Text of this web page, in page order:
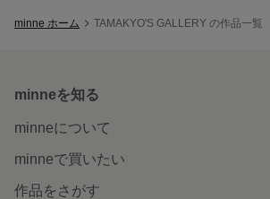
minne ホーム TAMAKYO'S GALLERY の作品一覧
minneを知る
minneについて
minneで買いたい
作品をさがす